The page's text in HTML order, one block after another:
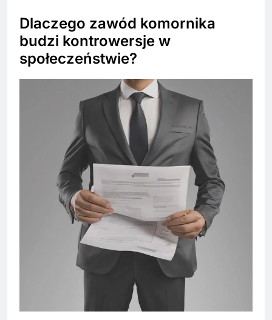
Dlaczego zawód komornika
budzi kontrowersje w
społeczeństwie?